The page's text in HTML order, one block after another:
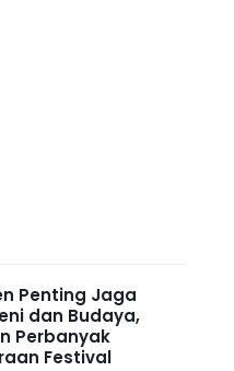
Penting Jaga
dan Budaya,
Perbanyak
Festival